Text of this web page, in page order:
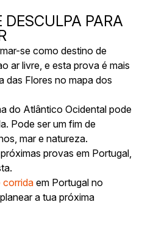
DESCULPA PARA
se como destino de
ar livre, e esta prova é mais
das Flores no mapa dos
do Atlântico Ocidental pode
Pode ser um fim de
mar e natureza.
provas em Portugal,
corridaem Portugal no
a tua próxima